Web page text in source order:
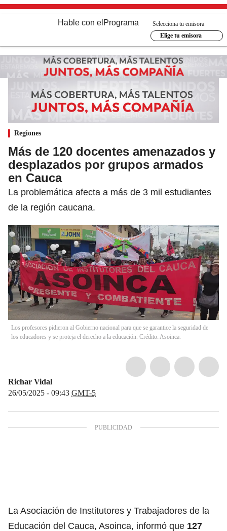
Hable con el Programa
Selecciona tu emisora
Elige tu emisora
Regiones
Más de 120 docentes amenazados y
desplazados por grupos armados
en Cauca
La problemática afecta a más de 3 mil estudiantes
de la región caucana.
Los profesores pidieron al Gobierno nacional para que se garantice la seguridad de
los educadores y se proteja el derecho a la educación. Crédito: Asoinca.
Richar Vidal
26/05/2025 - 09:43 GMT-5
La Asociación de Institutores y Trabajadores de la
Educación del Cauca, Asoinca, informó que 127